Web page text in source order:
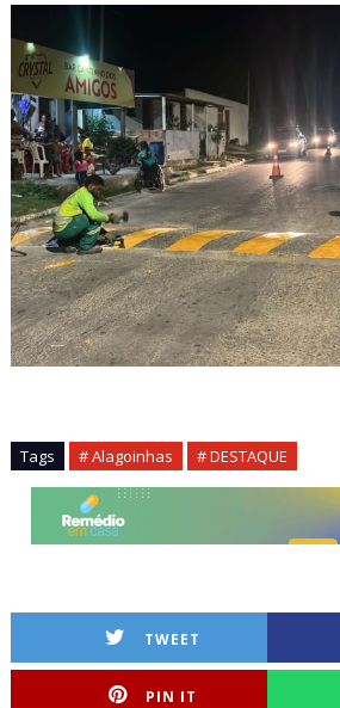
Tags # Alagoinhas # DESTAQUE
TWEET
PIN IT